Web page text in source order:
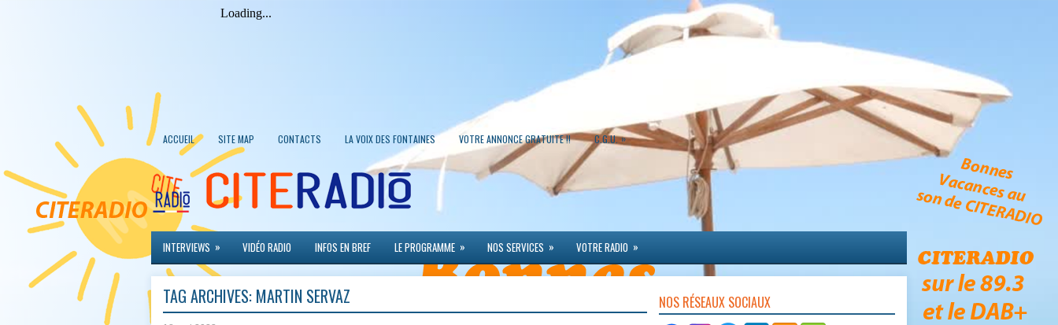
ACCUEIL SITE MAP CONTACTS LA VOIX DES FONTAINES VOTRE ANNONCE GRATUITE !! C.G.U. »
INTERVIEWS » VIDÉO RADIO INFOS EN BREF LE PROGRAMME » NOS SERVICES » VOTRE RADIO »
TAG ARCHIVES: MARTIN SERVAZ NOS RÉSEAUX SOCIAUX